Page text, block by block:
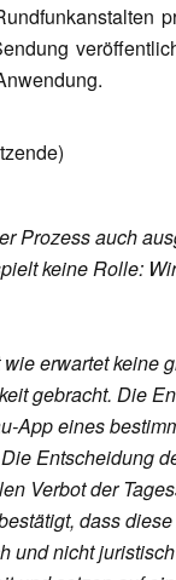
Prozess auch
keine Rolle:
erwartet keine
gebracht. Die
App eines
Entscheidung
Verbot der
dass
und nicht